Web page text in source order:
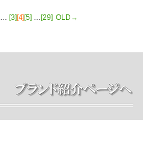
… [3][4][5] …[29] OLD→